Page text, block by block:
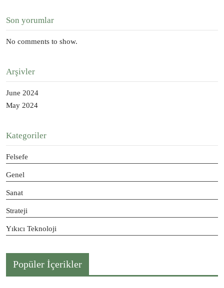
Son yorumlar
No comments to show.
Arşivler
June 2024
May 2024
Kategoriler
Felsefe
Genel
Sanat
Strateji
Yıkıcı Teknoloji
Popüler İçerikler